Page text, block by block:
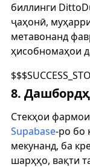
биллинги
ҷаҳонӣ,
метавонанд
ҳисобномаҳои
8.
Стекҳои
Supabase-ро бо
мекунанд, ба
шарҳҳо, вақти